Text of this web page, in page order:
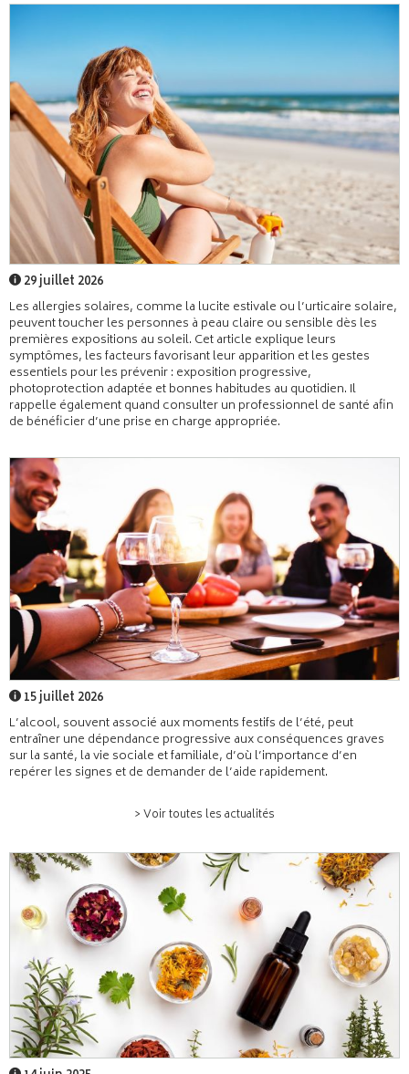
29 juillet 2026
Les allergies solaires, comme la lucite estivale ou l’urticaire solaire,
peuvent toucher les personnes à peau claire ou sensible dès les
premières expositions au soleil. Cet article explique leurs
symptômes, les facteurs favorisant leur apparition et les gestes
essentiels pour les prévenir : exposition progressive,
photoprotection adaptée et bonnes habitudes au quotidien. Il
rappelle également quand consulter un professionnel de santé afin
de bénéficier d’une prise en charge appropriée.
15 juillet 2026
L’alcool, souvent associé aux moments festifs de l’été, peut
entraîner une dépendance progressive aux conséquences graves
sur la santé, la vie sociale et familiale, d’où l’importance d’en
repérer les signes et de demander de l’aide rapidement.
> Voir toutes les actualités